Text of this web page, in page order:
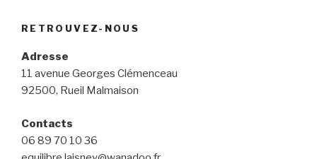
RETROUVEZ-NOUS
Adresse
11 avenue Georges Clémenceau
92500, Rueil Malmaison
Contacts
06 89 70 10 36